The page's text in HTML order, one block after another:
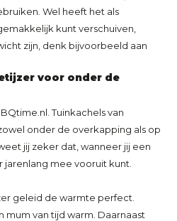
Wel heeft het als
kunt verschuiven,
zijn, denk bijvoorbeeld aan
voor onder de
Tuinkachels van
onder de overkapping als op
jij zeker dat, wanneer jij een
jarenlang mee vooruit kunt.
geleid de warmte perfect.
mum van tijd warm. Daarnaast